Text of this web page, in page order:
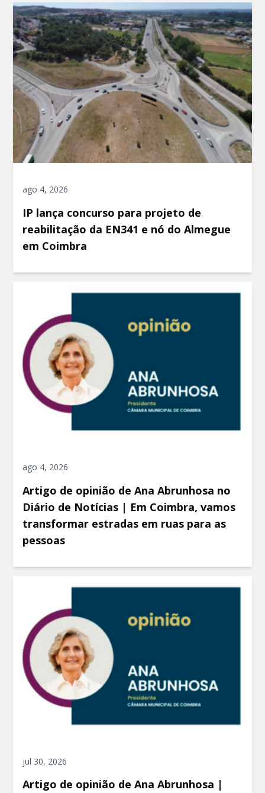
ago 4, 2026
IP lança concurso para projeto de
reabilitação da EN341 e nó do Almegue
em Coimbra
ago 4, 2026
Artigo de opinião de Ana Abrunhosa no
Diário de Notícias | Em Coimbra, vamos
transformar estradas em ruas para as
pessoas
jul 30, 2026
Artigo de opinião de Ana Abrunhosa |